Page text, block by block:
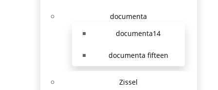
documenta
documenta14
documenta fifteen
Zissel